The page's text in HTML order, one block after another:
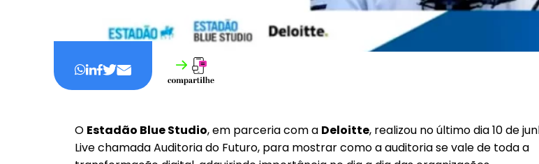
O Estadão Blue Studio, em parceria com a Deloitte, realizou no último dia 10 de
Live chamada Auditoria do Futuro, para mostrar como a auditoria se vale de toda a